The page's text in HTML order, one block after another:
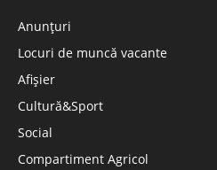
Anunțuri
Locuri de muncă vacante
Afișier
Cultură&Sport
Social
Compartiment Agricol